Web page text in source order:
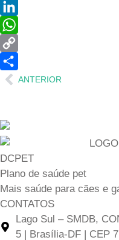
Twitter
LinkedIn
WhatsApp
Copy
Link
Share
Anterior
ANTERIOR
DCPET
Plano de saúde pet
Mais saúde para cães e
CONTATOS
Lago Sul – SMDB,
5 | Brasília-DF | CEP